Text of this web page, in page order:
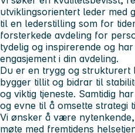
utviklingsorientert leder med
til en lederstilling som for
forsterkede avdeling for
tydelig og inspirerende og
engasjement i din avdeling.
Du er en trygg og strukturert
bygger tillit og bidrar til
og viktig tjeneste. Samtidig
og evne til å omsette strategi
Vi ønsker å være
møte med fremtidens